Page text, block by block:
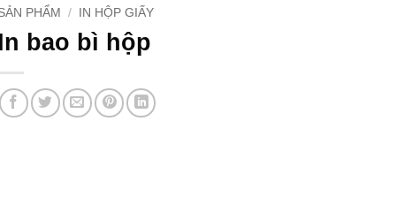
PHẨM / IN HỘP GIẤY
bao bì hộp